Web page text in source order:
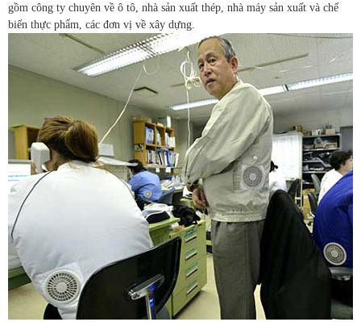
gồm công ty chuyên về ô tô, nhà sản xuất thép, nhà máy sản xuất và chế
biến thực phẩm, các đơn vị về xây dựng.